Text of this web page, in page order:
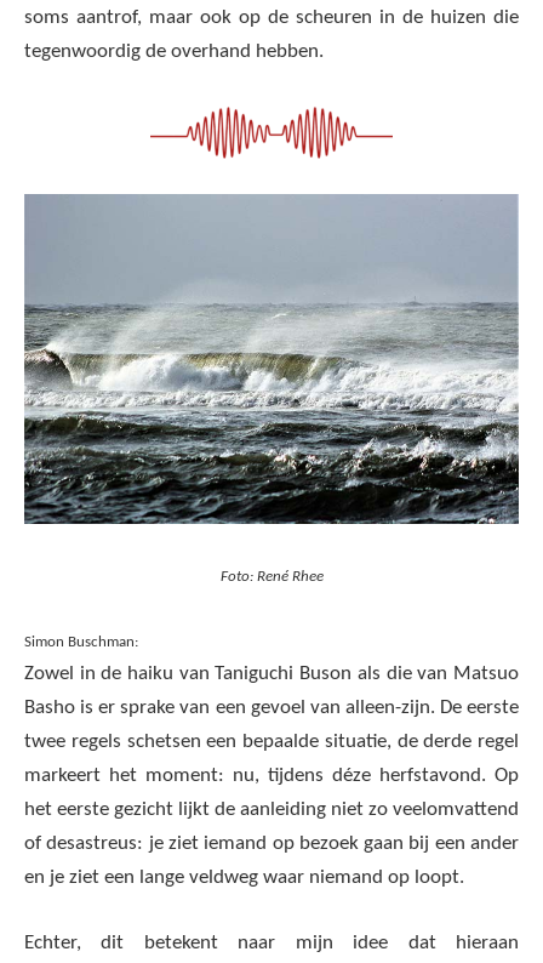
soms aantrof, maar ook op de scheuren in de huizen die
tegenwoordig de overhand hebben.
Foto: René Rhee
Simon Buschman:
Zowel in de haiku van Taniguchi Buson als die van Matsuo
Basho is er sprake van een gevoel van alleen-zijn. De eerste
twee regels schetsen een bepaalde situatie, de derde regel
markeert het moment: nu, tijdens déze herfstavond. Op
het eerste gezicht lijkt de aanleiding niet zo veelomvattend
of desastreus: je ziet iemand op bezoek gaan bij een ander
en je ziet een lange veldweg waar niemand op loopt.
Echter, dit betekent naar mijn idee dat hieraan